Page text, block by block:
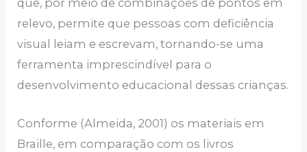
relevo, permite que pessoas com deficiência
visual leiam e escrevam, tornando-se uma
ferramenta imprescindível para o
desenvolvimento educacional dessas crianças.
Conforme (Almeida, 2001) os materiais em
Braille, em comparação com os livros